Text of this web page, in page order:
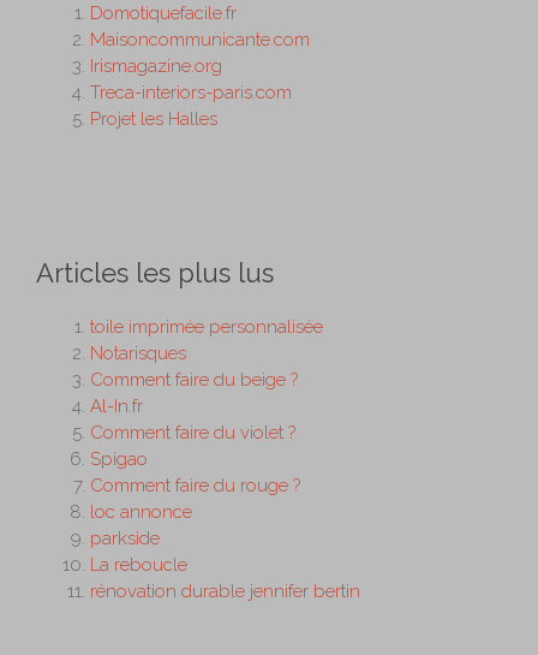
Domotiquefacile.fr
Maisoncommunicante.com
Irismagazine.org
Treca-interiors-paris.com
Projet les Halles
Articles les plus lus
toile imprimée personnalisée
Notarisques
Comment faire du beige ?
Al-In.fr
Comment faire du violet ?
Spigao
Comment faire du rouge ?
loc annonce
parkside
La reboucle
rénovation durable jennifer bertin